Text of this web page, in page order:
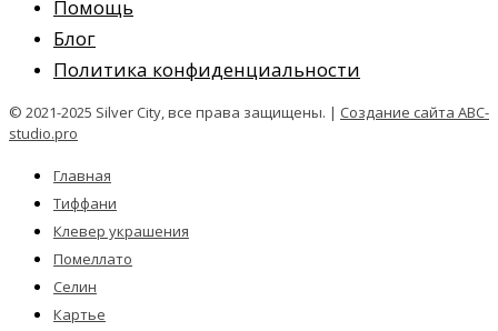
Помощь
Блог
Политика конфиденциальности
© 2021-2025 Silver City, все права защищены. | Создание сайта ABC-
studio.pro
Главная
Тиффани
Клевер украшения
Помеллато
Селин
Картье